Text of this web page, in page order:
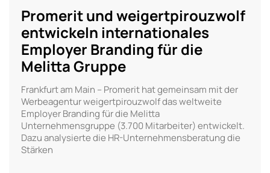
Promerit und weigertpirouzwolf
entwickeln internationales
Employer Branding für die
Melitta Gruppe
Frankfurt am Main – Promerit hat gemeinsam mit der
Werbeagentur weigertpirouzwolf das weltweite
Employer Branding für die Melitta
Unternehmensgruppe (3.700 Mitarbeiter) entwickelt.
Dazu analysierte die HR-Unternehmensberatung die
Stärken